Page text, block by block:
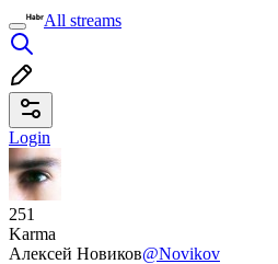
All streams
Login
251
Karma
Алексей Новиков@Novikov